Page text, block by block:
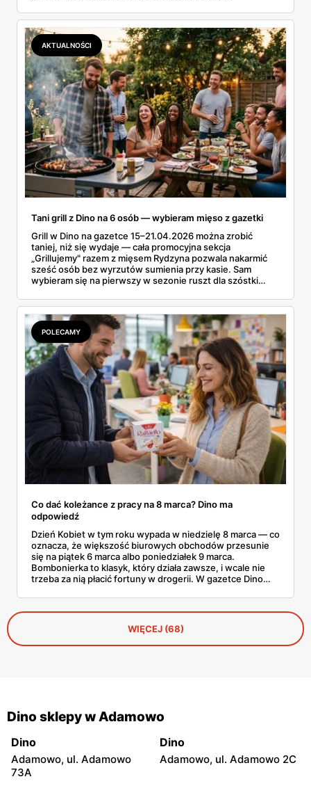
Przejrzałam obie i policzyłam pozycja po pozycji: zeszyty,
piórniki, plecaki, farby, kleje. Poniżej cała lista przyborów
szkolnych z cenami i terminami.
AKTUALNOŚCI
Tani grill z Dino na 6 osób — wybieram mięso z gazetki
Grill w Dino na gazetce 15–21.04.2026 można zrobić
taniej, niż się wydaje — cała promocyjna sekcja
„Grillujemy" razem z mięsem Rydzyna pozwala nakarmić
sześć osób bez wyrzutów sumienia przy kasie. Sam
wybieram się na pierwszy w sezonie ruszt dla szóstki
porannej kawie. Kiełbasa Biesiadna za 11,99 zł,
marynowane udko z kurczaka po 15,99 zł za kilogram,
szynka wykwintna Rydzyna po 37,99. Sprawdzam, co
naprawdę wchodzi do koszyka, a co lepiej zostawić na
półce.
POLECAMY
Co dać koleżance z pracy na 8 marca? Dino ma
odpowiedź
Dzień Kobiet w tym roku wypada w niedzielę 8 marca — co
oznacza, że większość biurowych obchodów przesunie
się na piątek 6 marca albo poniedziałek 9 marca.
Bombonierka to klasyk, który działa zawsze, i wcale nie
trzeba za nią płacić fortuny w drogerii. W gazetce Dino
Rocher, Lindora i kilka innych markowych propozycji w
cenach, które robią różnicę. Zdążysz spokojnie — masz
WIĘCEJ (68)
Dino sklepy w Adamowo
Dino
Adamowo, ul. Adamowo
73A
Dino
Adamowo, ul. Adamowo 2C